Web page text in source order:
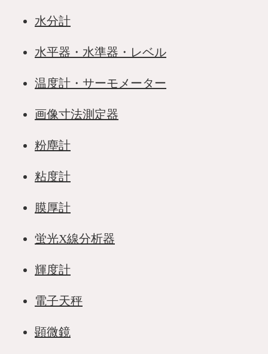
水分計
水平器・水準器・レベル
温度計・サーモメーター
画像寸法測定器
粉塵計
粘度計
膜厚計
蛍光X線分析器
輝度計
電子天秤
顕微鏡